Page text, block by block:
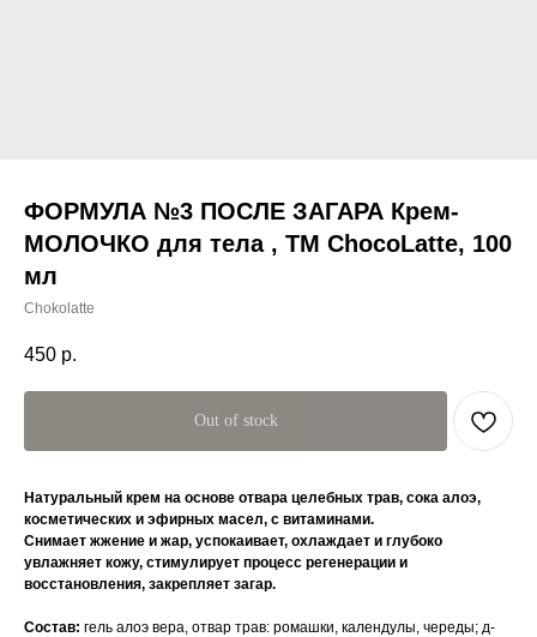
ФОРМУЛА №3 ПОСЛЕ ЗАГАРА Крем-
МОЛОЧКО для тела , TM ChocoLatte, 100
мл
Chokolatte
450 р.
Out of stock
Натуральный крем на основе отвара целебных трав, сока алоэ,
косметических и эфирных масел, с витаминами.
Снимает жжение и жар, успокаивает, охлаждает и глубоко
увлажняет кожу, стимулирует процесс регенерации и
восстановления, закрепляет загар.
Состав: гель алоэ вера, отвар трав: ромашки, календулы, череды; д-